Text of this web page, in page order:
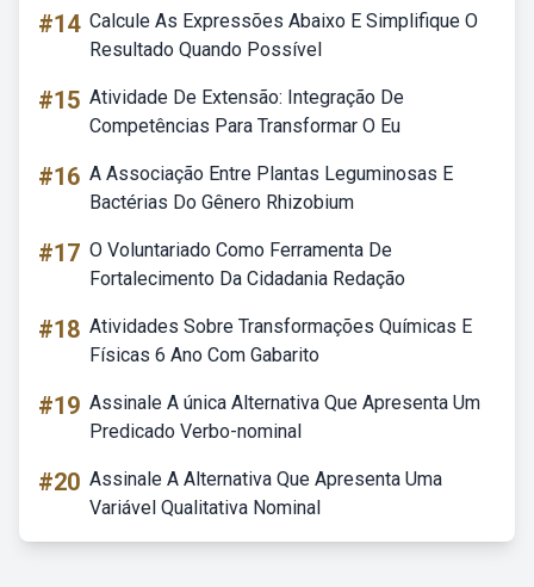
#14 Calcule As Expressões Abaixo E Simplifique O
Resultado Quando Possível
#15 Atividade De Extensão: Integração De
Competências Para Transformar O Eu
#16 A Associação Entre Plantas Leguminosas E
Bactérias Do Gênero Rhizobium
#17 O Voluntariado Como Ferramenta De
Fortalecimento Da Cidadania Redação
#18 Atividades Sobre Transformações Químicas E
Físicas 6 Ano Com Gabarito
#19 Assinale A única Alternativa Que Apresenta Um
Predicado Verbo-nominal
#20 Assinale A Alternativa Que Apresenta Uma
Variável Qualitativa Nominal